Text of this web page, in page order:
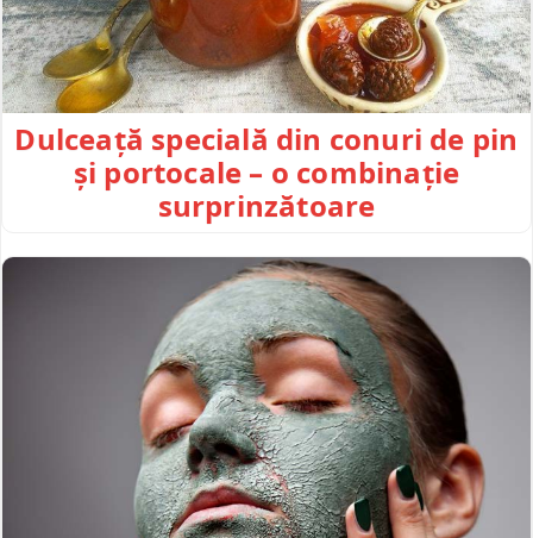
Dulceață specială din conuri de pin
și portocale – o combinație
surprinzătoare